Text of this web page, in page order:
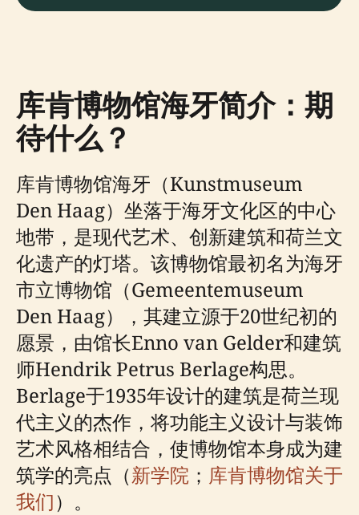
库肯博物馆海牙简介：期
待什么？
库肯博物馆海牙（Kunstmuseum
Den Haag）坐落于海牙文化区的中心
地带，是现代艺术、创新建筑和荷兰文
化遗产的灯塔。该博物馆最初名为海牙
市立博物馆（Gemeentemuseum
Den Haag），其建立源于20世纪初的
愿景，由馆长Enno van Gelder和建筑
师Hendrik Petrus Berlage构思。
Berlage于1935年设计的建筑是荷兰现
代主义的杰作，将功能主义设计与装饰
艺术风格相结合，使博物馆本身成为建
筑学的亮点（新学院 ； 库肯博物馆关于
我们）。